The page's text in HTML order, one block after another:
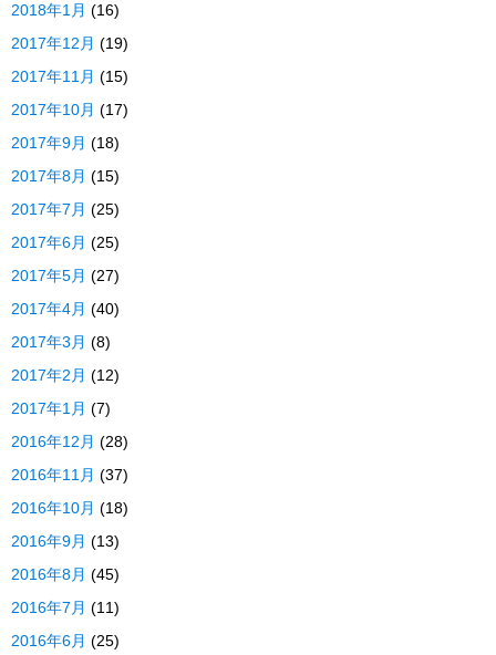
2018年1月 (16)
2017年12月 (19)
2017年11月 (15)
2017年10月 (17)
2017年9月 (18)
2017年8月 (15)
2017年7月 (25)
2017年6月 (25)
2017年5月 (27)
2017年4月 (40)
2017年3月 (8)
2017年2月 (12)
2017年1月 (7)
2016年12月 (28)
2016年11月 (37)
2016年10月 (18)
2016年9月 (13)
2016年8月 (45)
2016年7月 (11)
2016年6月 (25)